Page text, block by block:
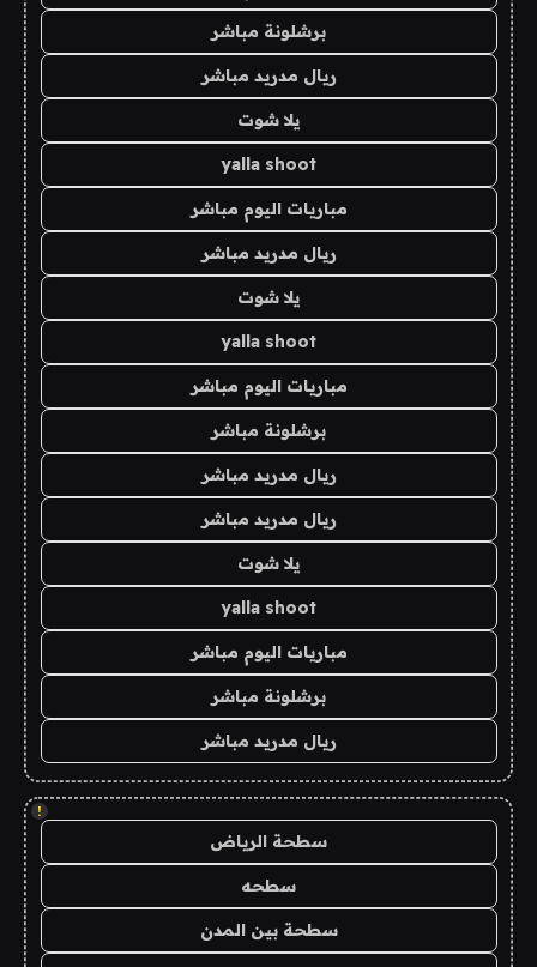
برشلونة مباشر
ريال مدريد مباشر
يلا شوت
yalla shoot
مباريات اليوم مباشر
ريال مدريد مباشر
يلا شوت
yalla shoot
مباريات اليوم مباشر
برشلونة مباشر
ريال مدريد مباشر
ريال مدريد مباشر
يلا شوت
yalla shoot
مباريات اليوم مباشر
برشلونة مباشر
ريال مدريد مباشر
!
سطحة الرياض
سطحه
سطحة بين المدن